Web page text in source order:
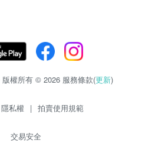
版權所有 © 2026 服務條款(更新)
隱私權 | 拍賣使用規範
交易安全